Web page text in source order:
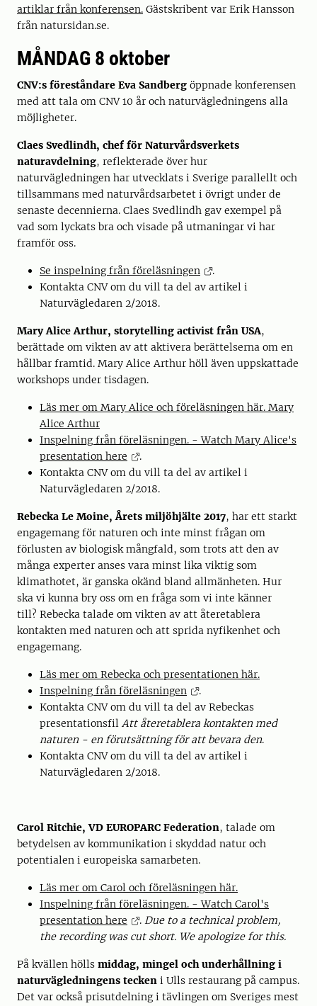
artiklar från konferensen. Gästskribent var Erik Hansson
från natursidan.se.
MÅNDAG 8 oktober
CNV:s föreståndare Eva Sandberg öppnade konferensen
med att tala om CNV 10 år och naturvägledningens alla
möjligheter.
Claes Svedlindh, chef för Naturvårdsverkets
naturavdelning, reflekterade över hur
naturvägledningen har utvecklats i Sverige parallellt och
tillsammans med naturvårdsarbetet i övrigt under de
senaste decennierna. Claes Svedlindh gav exempel på
vad som lyckats bra och visade på utmaningar vi har
framför oss.
Se inspelning från föreläsningen
.
Kontakta CNV om du vill ta del av artikel i
Naturvägledaren 2/2018.
Mary Alice Arthur, storytelling activist från USA,
berättade om vikten av att aktivera berättelserna om en
hållbar framtid. Mary Alice Arthur höll även uppskattade
workshops under tisdagen.
Läs mer om Mary Alice och föreläsningen här. Mary
Alice Arthur
Inspelning från föreläsningen. - Watch Mary Alice's
presentation here
.
Kontakta CNV om du vill ta del av artikel i
Naturvägledaren 2/2018.
Rebecka Le Moine, Årets miljöhjälte 2017, har ett starkt
engagemang för naturen och inte minst frågan om
förlusten av biologisk mångfald, som trots att den av
många experter anses vara minst lika viktig som
klimathotet, är ganska okänd bland allmänheten. Hur
ska vi kunna bry oss om en fråga som vi inte känner
till? Rebecka talade om vikten av att återetablera
kontakten med naturen och att sprida nyfikenhet och
engagemang.
Läs mer om Rebecka och presentationen här.
Inspelning från föreläsningen
.
Kontakta CNV om du vill ta del av Rebeckas
presentationsfil Att återetablera kontakten med
naturen - en förutsättning för att bevara den.
Kontakta CNV om du vill ta del av artikel i
Naturvägledaren 2/2018.
Carol Ritchie, VD EUROPARC Federation, talade om
betydelsen av kommunikation i skyddad natur och
potentialen i europeiska samarbeten.
Läs mer om Carol och föreläsningen här.
Inspelning från föreläsningen. - Watch Carol's
presentation here
.Due to a technical problem,
the recording was cut short. We apologize for this.
På kvällen hölls middag, mingel och underhållning i
naturvägledningens tecken i Ulls restaurang på campus.
Det var också prisutdelning i tävlingen om Sveriges mest